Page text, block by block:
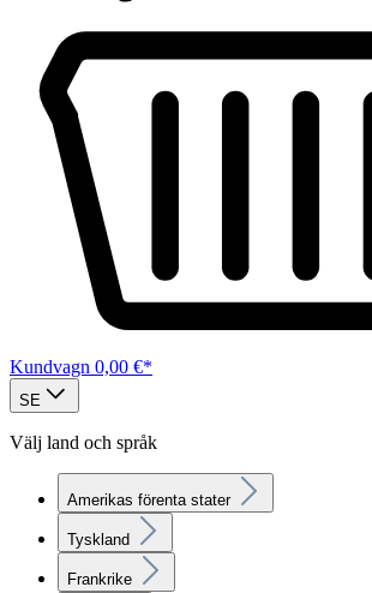
Kundvagn 0,00 €*
SE
Välj land och språk
Amerikas förenta stater
Tyskland
Frankrike